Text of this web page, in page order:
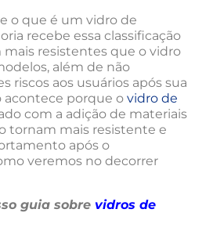
o que é um vidro de
recebe essa classificação
mais resistentes que o vidro
além de não
riscos aos usuários após sua
acontece porque o vidro de
com a adição de materiais
tornam mais resistente e
após o
veremos no decorrer
guia sobre vidros de